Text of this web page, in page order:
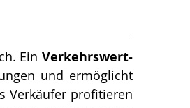
Ein Ver­kehrs­wert­
und ermöglicht
Verkäufer profitieren